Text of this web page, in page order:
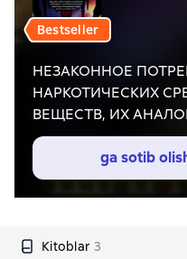
Bestseller
НЕЗАКОННОЕ
НАРКОТИЧЕСКИХ
ВЕЩЕСТВ, ИХ
ЗДОРОВЬЮ, ИХ
ЗАПРЕЩЕН И
Представляем
2015 году
ga sotib
Kitoblar 3